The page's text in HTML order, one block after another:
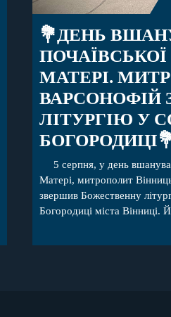
💐ДЕНЬ
МАТЕРІ.
ВАРСОНОФІЙ
ЛІТУРГІЮ У
5 серпня, у день
Матері, митрополит
звершив Божественну
Богородиці міста Вінниці.
співслужили секретар,